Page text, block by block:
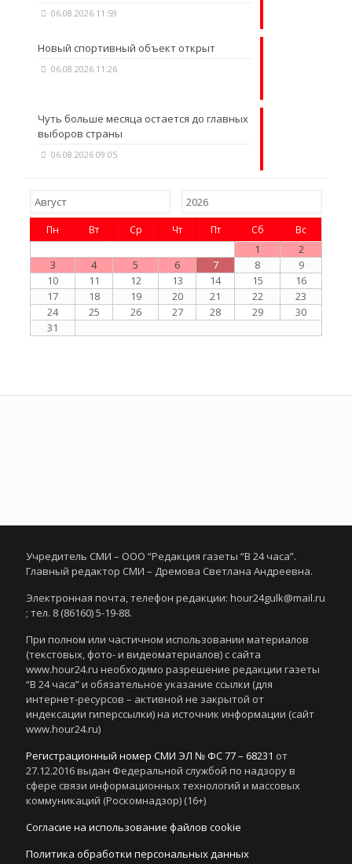
06.08.2026 11:59
Новый спортивный объект открыт
06.08.2026 11:26
Чуть больше месяца остается до главных
выборов страны
06.08.2026 09:05
Пн Вт Ср Чт Пт Сб Вс
1
2
3
4 5 6 7 8
9
10
11 12 13 14 15
16
17
18 19 20 21 22
23
24
25 26 27 28 29
30
31
Учредитель СМИ – ООО “Редакция газеты “В 24 часа”.
Главный редактор СМИ – Дремова Светлана Андреевна.
Электронная почта, телефон редакции: hour24gulk@mail.ru
; тел. 8 (86160) 5-19-88.
При полном или частичном использовании материалов
(текстовых, фото- и видеоматериалов) с сайта
www.hour24.ru необходимо разрешение редакции газеты
“В 24 часа” и обязательное указание ссылки (для
интернет-ресурсов – активной не закрытой от
индексации гиперссылки) на источник информации (сайт
www.hour24.ru)
Регистрационный номер СМИ ЭЛ № ФС 77 – 68231 от
27.12.2016 выдан Федеральной службой по надзору в
сфере связи информационных технологий и массовых
коммуникаций (Роскомнадзор) (16+)
Согласие на использование файлов cookie
Политика обработки персональных данных